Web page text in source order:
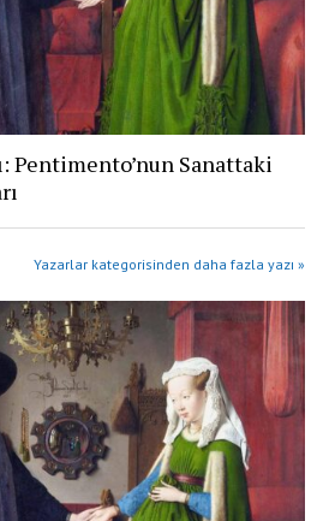
Pentimento’nun Sanattaki
Yazarlar kategorisinden daha fazla yazı »